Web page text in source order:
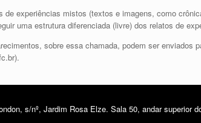
de experiências mistos (textos e imagens, como
uma estrutura diferenciada (livre) dos relatos de
sobre essa chamada, podem ser enviados
s/nº, Jardim Rosa Elze. Sala 50, andar superior